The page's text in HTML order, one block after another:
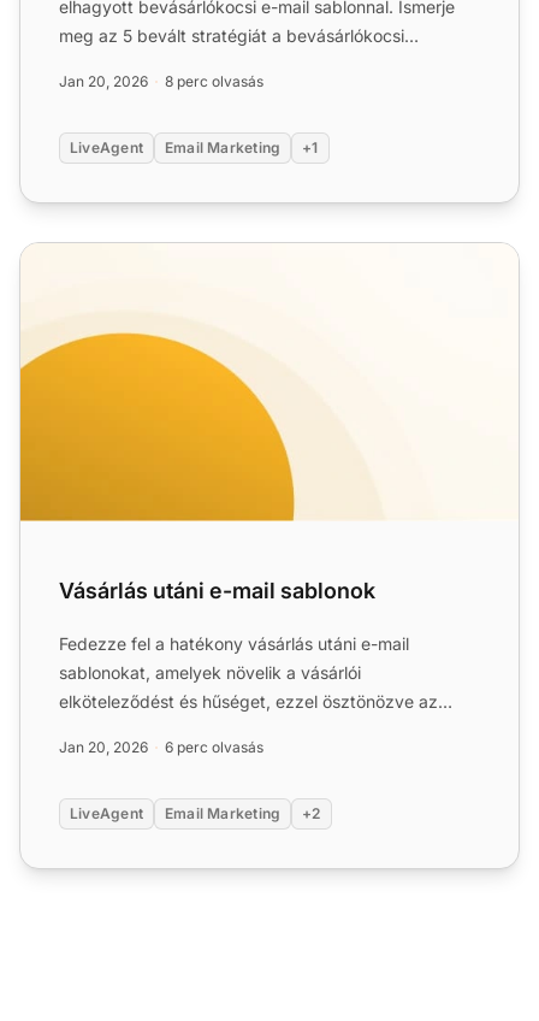
elhagyott bevásárlókocsi e-mail sablonnal. Ismerje
meg az 5 bevált stratégiát a bevásárlókocsi
Jan 20, 2026 8 perc olvasás
LiveAgent Email Marketing +1
Vásárlás utáni e-mail sablonok
Vásárlás utáni e-mail sablonok
Fedezze fel a hatékony vásárlás utáni e-mail
sablonokat, amelyek növelik a vásárlói
elköteleződést és hűséget, ezzel ösztönözve az
Jan 20, 2026 6 perc olvasás
LiveAgent Email Marketing +2